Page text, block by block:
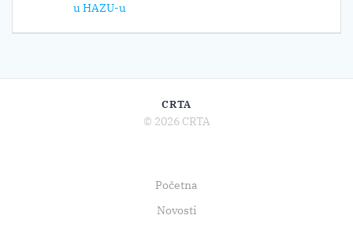
u HAZU-u
CRTA
© 2026 CRTA
Početna
Novosti